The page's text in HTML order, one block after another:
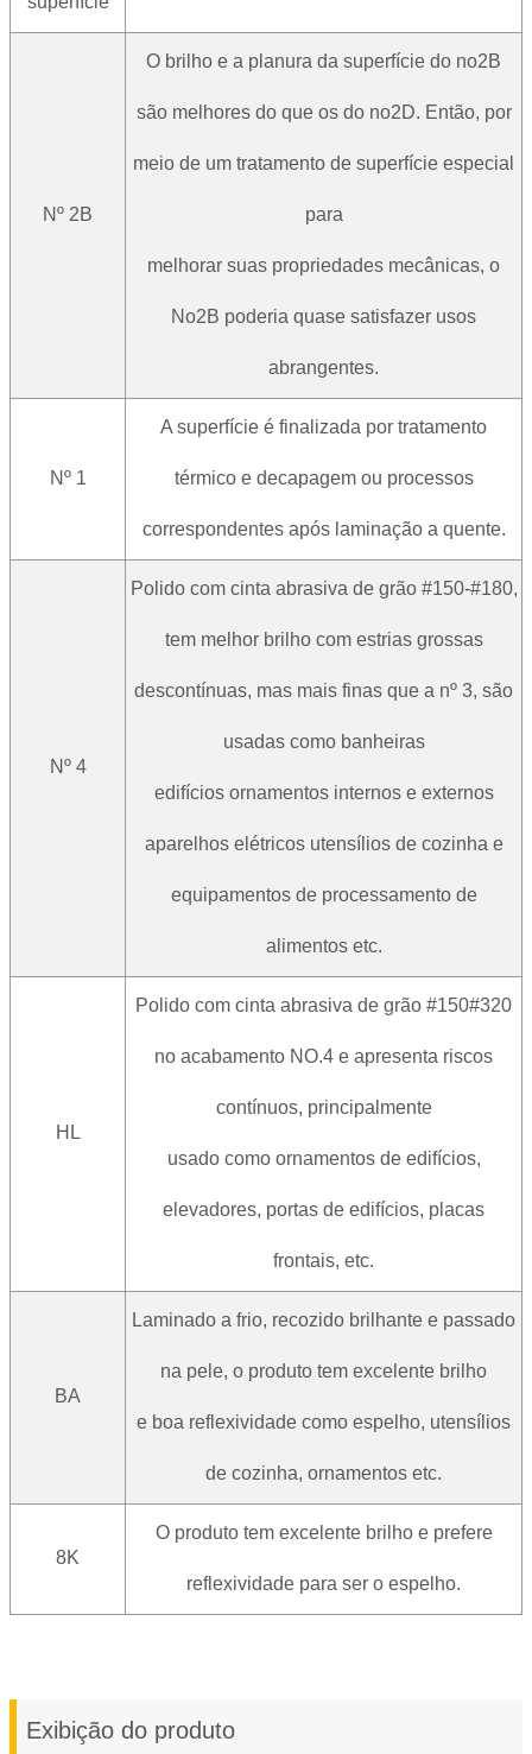
Nº 2B
O brilho e a planura da superfície do no2B
são melhores do que os do no2D. Então, por
meio de um tratamento de superfície especial
para
melhorar suas propriedades mecânicas, o
No2B poderia quase satisfazer usos
abrangentes.
Nº 1
A superfície é finalizada por tratamento
térmico e decapagem ou processos
correspondentes após laminação a quente.
Nº 4
Polido com cinta abrasiva de grão #150-#180,
tem melhor brilho com estrias grossas
descontínuas, mas mais finas que a nº 3, são
usadas como banheiras
edifícios ornamentos internos e externos
aparelhos elétricos utensílios de cozinha e
equipamentos de processamento de
alimentos etc.
HL
Polido com cinta abrasiva de grão #150#320
no acabamento NO.4 e apresenta riscos
contínuos, principalmente
usado como ornamentos de edifícios,
elevadores, portas de edifícios, placas
frontais, etc.
BA
Laminado a frio, recozido brilhante e passado
na pele, o produto tem excelente brilho
e boa reflexividade como espelho, utensílios
de cozinha, ornamentos etc.
8K
O produto tem excelente brilho e prefere
reflexividade para ser o espelho.
Exibição do produto